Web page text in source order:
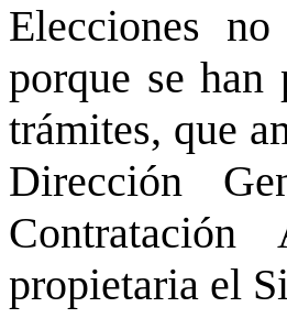
Elecciones
porque se han
trámites, que
Dirección
Contratación
propietaria el